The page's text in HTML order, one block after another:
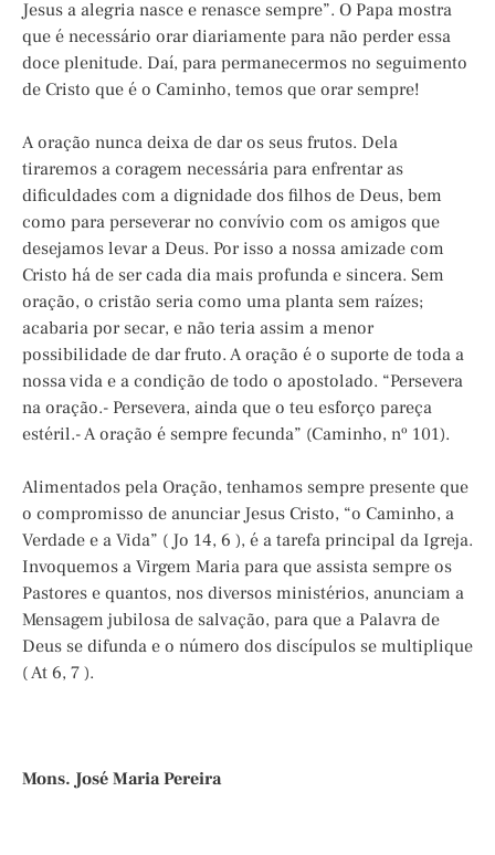
Jesus a alegria nasce e renasce sempre”. O Papa mostra
que é necessário orar diariamente para não perder essa
doce plenitude. Daí, para permanecermos no seguimento
de Cristo que é o Caminho, temos que orar sempre!
A oração nunca deixa de dar os seus frutos. Dela
tiraremos a coragem necessária para enfrentar as
dificuldades com a dignidade dos filhos de Deus, bem
como para perseverar no convívio com os amigos que
desejamos levar a Deus. Por isso a nossa amizade com
Cristo há de ser cada dia mais profunda e sincera. Sem
oração, o cristão seria como uma planta sem raízes;
acabaria por secar, e não teria assim a menor
possibilidade de dar fruto. A oração é o suporte de toda a
nossa vida e a condição de todo o apostolado. “Persevera
na oração.- Persevera, ainda que o teu esforço pareça
estéril.- A oração é sempre fecunda” (Caminho, nº 101).
Alimentados pela Oração, tenhamos sempre presente que
o compromisso de anunciar Jesus Cristo, “o Caminho, a
Verdade e a Vida” ( Jo 14, 6 ), é a tarefa principal da Igreja.
Invoquemos a Virgem Maria para que assista sempre os
Pastores e quantos, nos diversos ministérios, anunciam a
Mensagem jubilosa de salvação, para que a Palavra de
Deus se difunda e o número dos discípulos se multiplique
( At 6, 7 ).
Mons. José Maria Pereira